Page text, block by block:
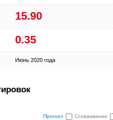
15.90
0.35
Июнь 2020 года
Прогноз
Сглаживание